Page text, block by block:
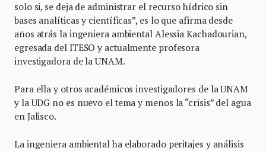
solo si, se deja de administrar el recurso hídrico sin
bases analíticas y científicas”, es lo que afirma desde
años atrás la ingeniera ambiental Alessia Kachadourian,
egresada del ITESO y actualmente profesora
investigadora de la UNAM.
Para ella y otros académicos investigadores de la UNAM
y la UDG no es nuevo el tema y menos la “crisis” del agua
en Jalisco.
La ingeniera ambiental ha elaborado peritajes y análisis